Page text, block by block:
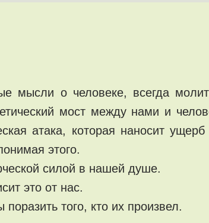
мысли о человеке, всегда
мост между нами и
атака, которая наносит
этого.
силой в нашей душе.
это от нас.
того, кто их произвел.